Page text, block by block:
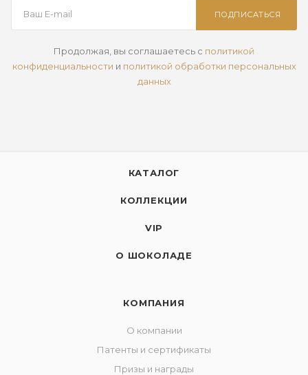
ПОДПИСАТЬСЯ
Продолжая, вы соглашаетесь с политикой
конфиденциальности и политикой обработки персональных
данных
КАТАЛОГ
КОЛЛЕКЦИИ
VIP
О ШОКОЛАДЕ
КОМПАНИЯ
О компании
Патенты и сертификаты
Призы и награды